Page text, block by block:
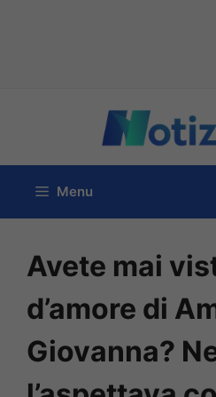
contenuto
Menu
Avete mai
d’amore di
Giovanna?